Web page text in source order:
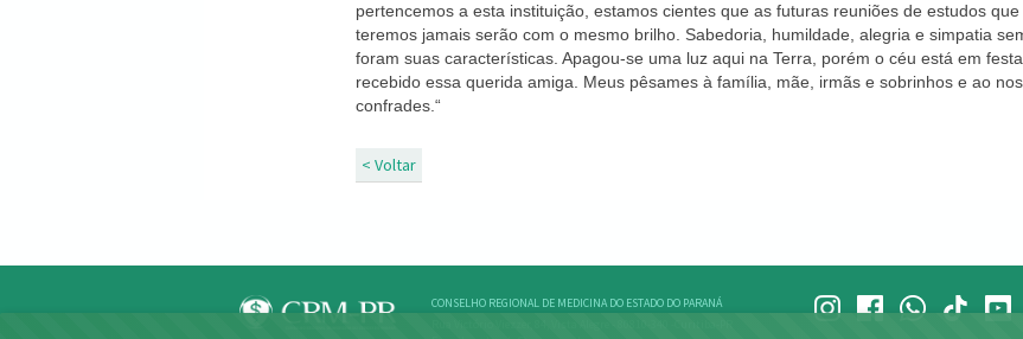
pertencemos a esta instituição, estamos cientes que as futuras reuniões de estudos que
teremos jamais serão com o mesmo brilho. Sabedoria, humildade, alegria e simpatia
foram suas características. Apagou-se uma luz aqui na Terra, porém o céu está em
recebido essa querida amiga. Meus pêsames à família, mãe, irmãs e sobrinhos e ao
confrades.“
< Voltar
CONSELHO REGIONAL DE MEDICINA DO ESTADO DO PARANÁ